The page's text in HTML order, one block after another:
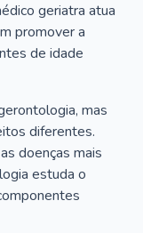
geriatra atua
promover a
de idade
mas
diferentes.
doenças mais
estuda o